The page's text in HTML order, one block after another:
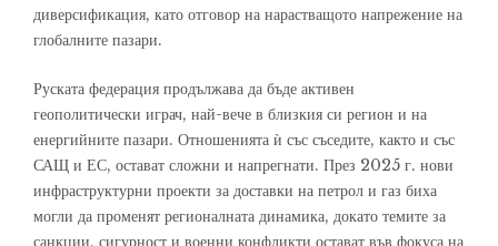
диверсификация, като отговор на нарастващото напрежение на
глобалните пазари.
Руската федерация продължава да бъде активен
геополитически играч, най-вече в близкия си регион и на
енергийните пазари. Отношенията ѝ със съседите, както и със
САЩ и ЕС, остават сложни и напрегнати. През 2025 г. нови
инфраструктурни проекти за доставки на петрол и газ биха
могли да променят регионалната динамика, докато темите за
санкции, сигурност и военни конфликти остават във фокуса на